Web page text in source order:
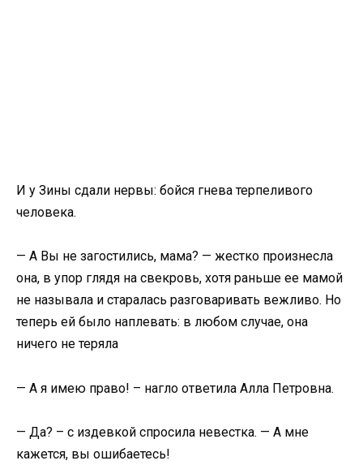
И у Зины сдали нервы: бойся гнева терпеливого
человека.
— А Вы не загостились, мама? — жестко произнесла
она, в упор глядя на свекровь, хотя раньше ее мамой
не называла и старалась разговаривать вежливо. Но
теперь ей было наплевать: в любом случае, она
ничего не теряла
— А я имею право! – нагло ответила Алла Петровна.
— Да? – с издевкой спросила невестка. — А мне
кажется, вы ошибаетесь!